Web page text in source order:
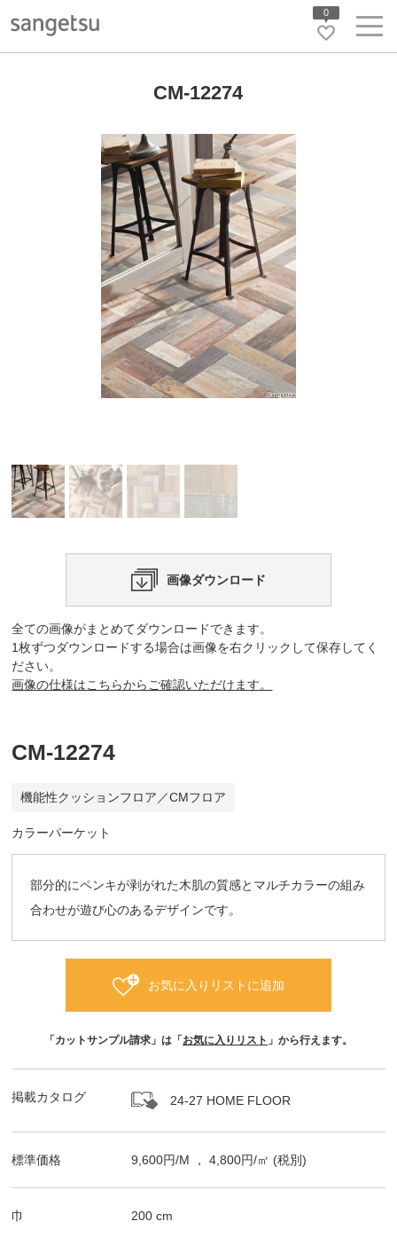
0
CM-12274
画像ダウンロード
全ての画像がまとめてダウンロードできます。
1枚ずつダウンロードする場合は画像を右クリックして保存してく
ださい。
画像の仕様はこちらからご確認いただけます。
CM-12274
機能性クッションフロア／CMフロア
カラーパーケット
部分的にペンキが剥がれた木肌の質感とマルチカラーの組み
合わせが遊び心のあるデザインです。
お気に入りリストに追加
「カットサンプル請求」は「 お気に入りリスト 」から行えます。
掲載カタログ 24-27 HOME FLOOR
標準価格 9,600円/M ，4,800円/㎡ (税別)
巾 200 cm